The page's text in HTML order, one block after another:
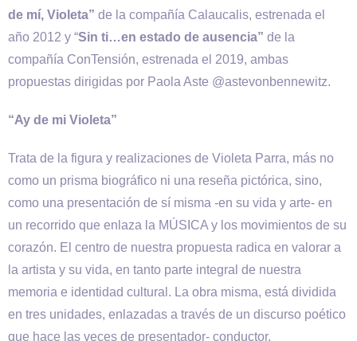
de mí, Violeta” de la compañía Calaucalis, estrenada el
año 2012 y “Sin ti…en estado de ausencia” de la
compañía ConTensión, estrenada el 2019, ambas
propuestas dirigidas por Paola Aste @astevonbennewitz.
“Ay de mi Violeta”
Trata de la figura y realizaciones de Violeta Parra, más no
como un prisma biográfico ni una reseña pictórica, sino,
como una presentación de sí misma -en su vida y arte- en
un recorrido que enlaza la MÚSICA y los movimientos de su
corazón. El centro de nuestra propuesta radica en valorar a
la artista y su vida, en tanto parte integral de nuestra
memoria e identidad cultural. La obra misma, está dividida
en tres unidades, enlazadas a través de un discurso poético
que hace las veces de presentador- conductor,